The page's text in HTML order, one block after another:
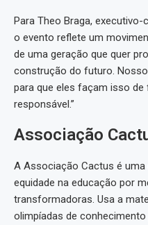
Para Theo Braga, executivo-
o evento reflete um
de uma geração que quer
construção do futuro.
para que eles façam isso
responsável.”
Associação
A Associação Cactus é
equidade na educação por
transformadoras. Usa a
olimpíadas de